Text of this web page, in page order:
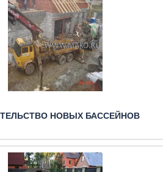
НОВЫХ БАССЕЙНОВ